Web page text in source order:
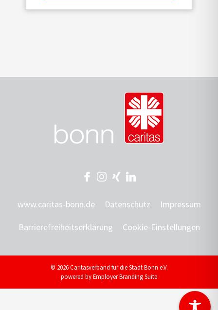
www.caritas-bonn.de Datenschutz Impressum
Barrierefreiheitserklärung Cookie-Einstellungen
© 2026 Caritasverband für die Stadt Bonn e.V.
powered byEmployer Branding Suite